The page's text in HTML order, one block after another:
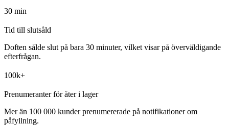
min
Tid till slutsåld
Doften sålde slut på bara 30 minuter, vilket visar på överväldigande
efterfrågan.
k+
Prenumeranter för åter i lager
Mer än 100 000 kunder prenumererade på notifikationer om
påfyllning.